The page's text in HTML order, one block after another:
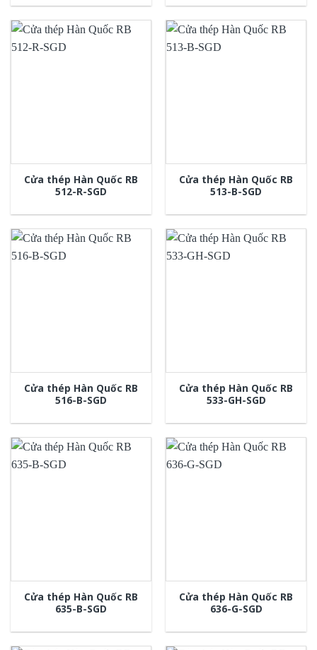
Cửa thép Hàn Quốc RB
512-R-SGD
Cửa thép Hàn Quốc RB
513-B-SGD
Cửa thép Hàn Quốc RB
516-B-SGD
Cửa thép Hàn Quốc RB
533-GH-SGD
Cửa thép Hàn Quốc RB
635-B-SGD
Cửa thép Hàn Quốc RB
636-G-SGD